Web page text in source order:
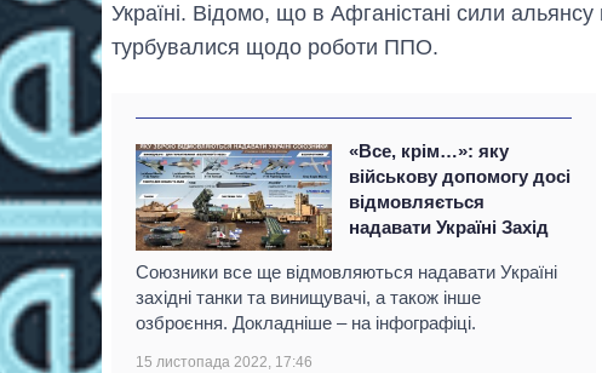
Україні. Відомо, що в Афганістані сили
турбувалися щодо роботи ППО.
«Все, крім…»: яку
військову допомогу досі
відмовляється
надавати Україні Захід
Союзники все ще відмовляються надавати Україні
західні танки та винищувачі, а також інше
озброєння. Докладніше – на інфографіці.
15 листопада 2022, 17:46